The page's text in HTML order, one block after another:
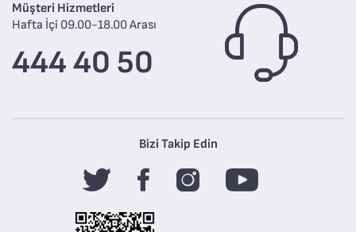
Müşteri Hizmetleri
Hafta İçi 09.00-18.00 Arası
444 40 50
Bizi Takip Edin